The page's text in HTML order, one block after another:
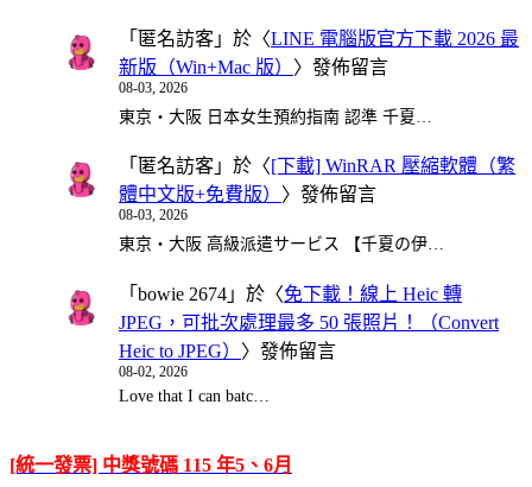
「 匿名訪客 」於〈LINE 電腦版官方下載 2026 最
新版（Win+Mac 版） 〉發佈留言
08-03, 2026
東京・大阪 日本女生預約指南 認準 千夏…
「 匿名訪客 」於〈[下載] WinRAR 壓縮軟體（繁
體中文版+免費版） 〉發佈留言
08-03, 2026
東京・大阪 高級派遣サービス 【千夏の伊…
「 bowie 2674 」於〈免下載！線上 Heic 轉
JPEG，可批次處理最多 50 張照片！（Convert
Heic to JPEG） 〉發佈留言
08-02, 2026
Love that I can batc…
[統一發票] 中獎號碼 115 年5、6月